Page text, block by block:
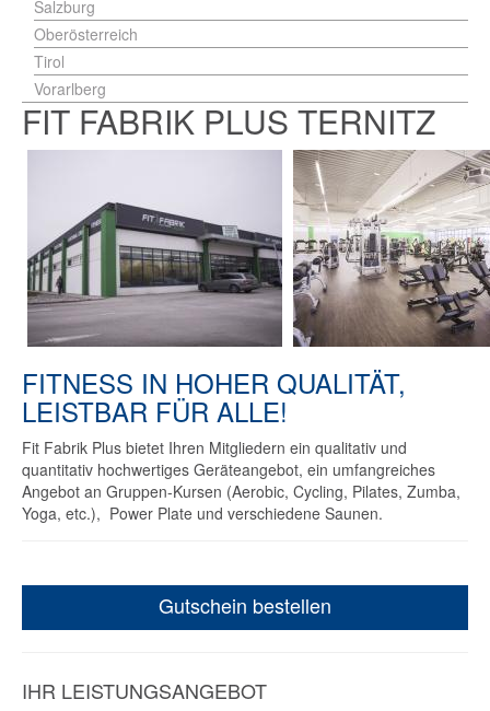
Salzburg
Oberösterreich
Tirol
Vorarlberg
FIT FABRIK PLUS TERNITZ
FITNESS IN HOHER QUALITÄT,
LEISTBAR FÜR ALLE!
Fit Fabrik Plus bietet Ihren Mitgliedern ein qualitativ und
quantitativ hochwertiges Geräteangebot, ein umfangreiches
Angebot an Gruppen-Kursen (Aerobic, Cycling, Pilates, Zumba,
Yoga, etc.), Power Plate und verschiedene Saunen.
Gutschein bestellen
IHR LEISTUNGSANGEBOT